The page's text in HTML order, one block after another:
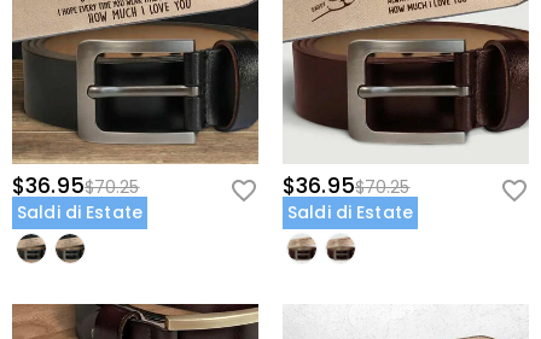
$36.95$70.25
Saldi di Estate
$36.95$70.25
Saldi di Estate